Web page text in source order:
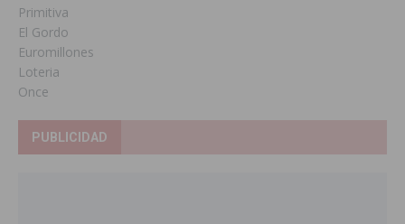
Primitiva
El Gordo
Euromillones
Loteria
Once
PUBLICIDAD